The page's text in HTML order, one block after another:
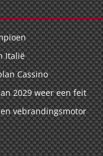
Italië
Cassino
2029 weer een feit
vebrandingsmotor